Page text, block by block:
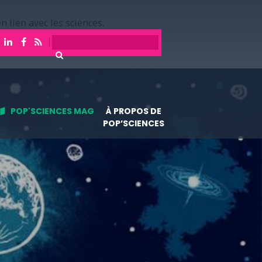
lien avec les sciences.
POP'SCIENCES MAG
À PROPOS DE
POP’SCIENCES